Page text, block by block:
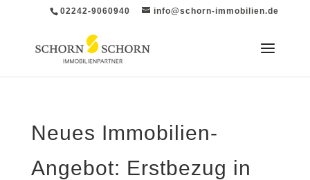
02242-9060940 info@schorn-immobilien.de
Neues Immobilien-
Angebot: Erstbezug in